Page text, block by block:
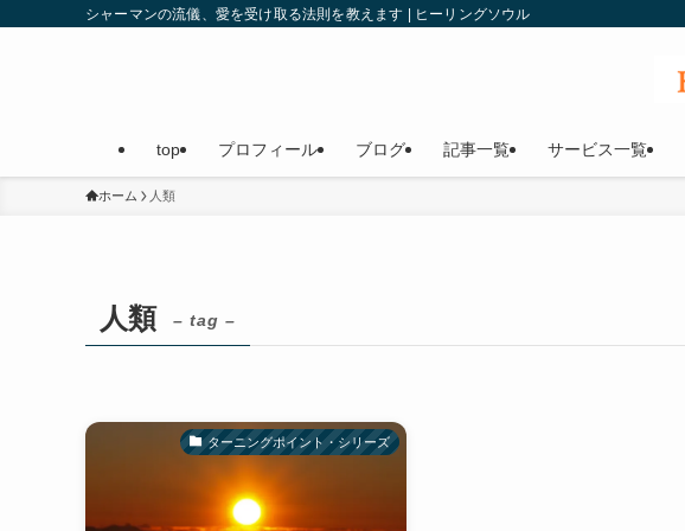
シャーマンの流儀、愛を受け取る法則を教えます | ヒーリングソウル
top プロフィール ブログ 記事一覧 サービス一覧
ホーム 人類
人類 – tag –
ターニングポイント・シリーズ